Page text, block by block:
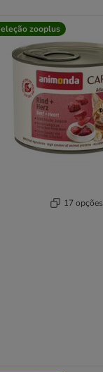
zooplus
17 opções